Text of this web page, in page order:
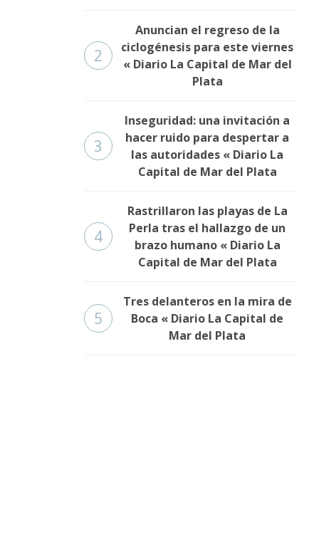
2
Anuncian el regreso de la
ciclogénesis para este viernes
« Diario La Capital de Mar del
Plata
3
Inseguridad: una invitación a
hacer ruido para despertar a
las autoridades « Diario La
Capital de Mar del Plata
4
Rastrillaron las playas de La
Perla tras el hallazgo de un
brazo humano « Diario La
Capital de Mar del Plata
5
Tres delanteros en la mira de
Boca « Diario La Capital de
Mar del Plata